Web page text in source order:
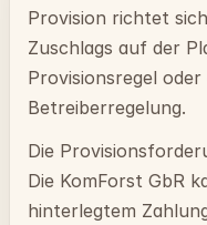
Provision richtet
Zuschlags auf der
Provisionsregel
Betreiberregelung.
Die
Die KomForst GbR
hinterlegtem